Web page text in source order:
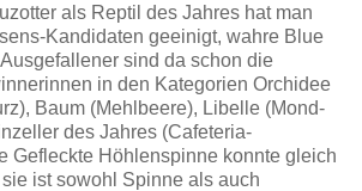
als Reptil des Jahres hat man
Kandidaten geeinigt, wahre Blue
sind da schon die
in den Kategorien Orchidee
Baum (Mehlbeere), Libelle (Mond-
des Jahres (Cafeteria-
Gefleckte Höhlenspinne konnte gleich
ist sowohl Spinne als auch